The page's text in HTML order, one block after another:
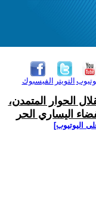
الفيسبوك التويتر
الحوار المتمدن،
اليساري الحر
اليوتيوب]